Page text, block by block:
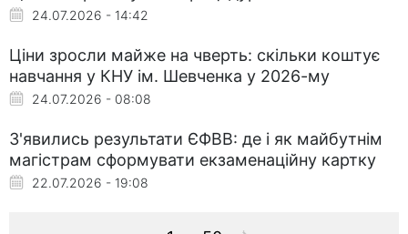
24.07.2026 - 14:42
Ціни зросли майже на чверть: скільки коштує
навчання у КНУ ім. Шевченка у 2026-му
24.07.2026 - 08:08
З'явились результати ЄФВВ: де і як майбутнім
магістрам сформувати екзаменаційну картку
22.07.2026 - 19:08